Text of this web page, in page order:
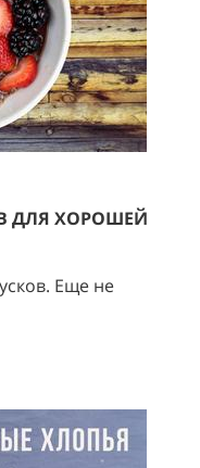
ДЛЯ ХОРОШЕЙ
Еще не